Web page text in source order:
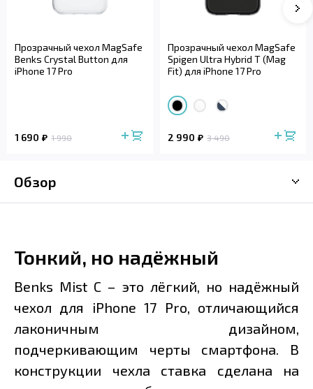
Прозрачный чехол MagSafe
Benks Crystal Button для
iPhone 17 Pro
1 690 1 990
Прозрачный чехол MagSafe
Spigen Ultra Hybrid T (Mag
Fit) для iPhone 17 Pro
2 990 3 490
Обзор
Тонкий, но надёжный
Benks Mist C – это лёгкий, но надёжный
чехол для iPhone 17 Pro, отличающийся
лаконичным дизайном,
подчеркивающим черты смартфона. В
конструкции чехла ставка сделана на